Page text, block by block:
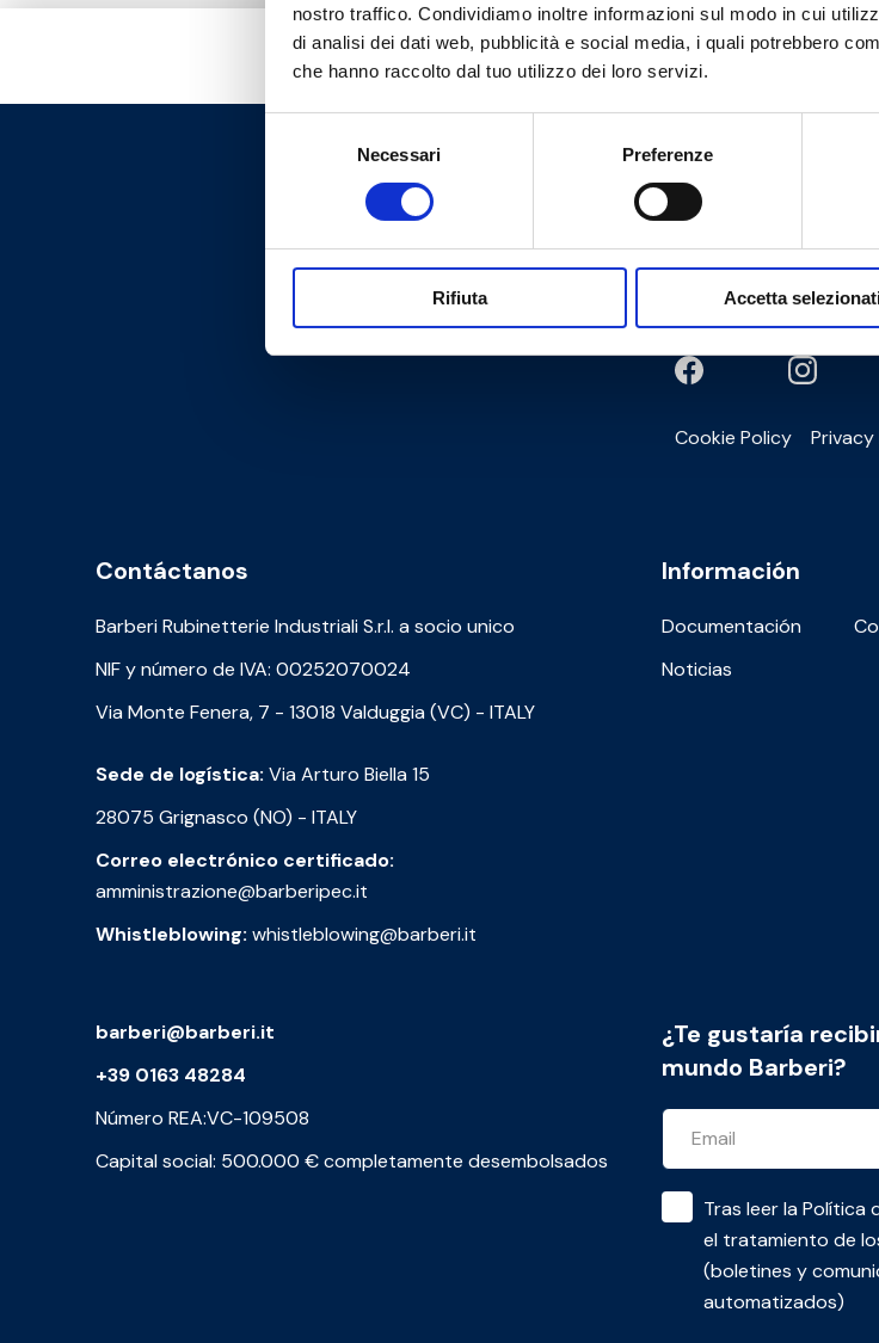
nostro traffico. Condividiamo inoltre informazioni sul modo in cui
di analisi dei dati web, pubblicità e social media, i quali potrebbero
che hanno raccolto dal tuo utilizzo dei loro servizi.
Necessari Preferenze
Rifiuta Accetta
¿Necesitas
Cookie Policy
Contáctanos
Barberi Rubinetterie Industriali S.r.l. a socio unico
NIF y número de IVA: 00252070024
Via Monte Fenera, 7 - 13018 Valduggia (VC) - ITALY
Sede de logística: Via Arturo Biella 15
28075 Grignasco (NO) - ITALY
Correo electrónico certificado:
amministrazione@barberipec.it
Whistleblowing: whistleblowing@barberi.it
Información
Documentación
Noticias
barberi@barberi.it
+39 0163 48284
Número REA:VC-109508
Capital social: 500.000 € completamente desembolsados
¿Te gustaría
mundo Barberi?
Tras leer laPolítica
el tratamiento de
(boletines y
automatizados)